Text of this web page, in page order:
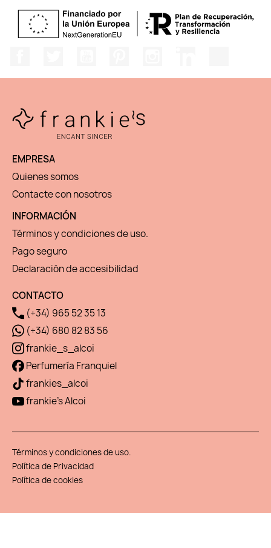
EMPRESA
Quienes somos
Contacte con nosotros
INFORMACIÓN
Términos y condiciones de uso.
Pago seguro
Declaración de accesibilidad
CONTACTO
(+34) 965 52 35 13
(+34) 680 82 83 56
frankie_s_alcoi
Perfumería Franquiel
frankies_alcoi
frankie's Alcoi
Términos y condiciones de uso.
Política de Privacidad
Política de cookies